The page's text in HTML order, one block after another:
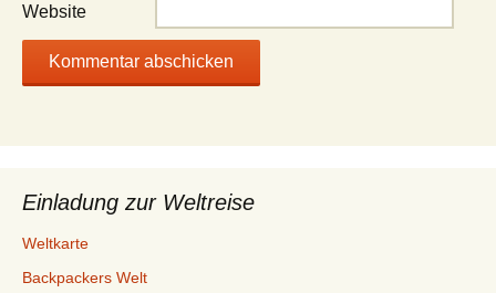
Website
Einladung zur Weltreise
Weltkarte
Backpackers Welt